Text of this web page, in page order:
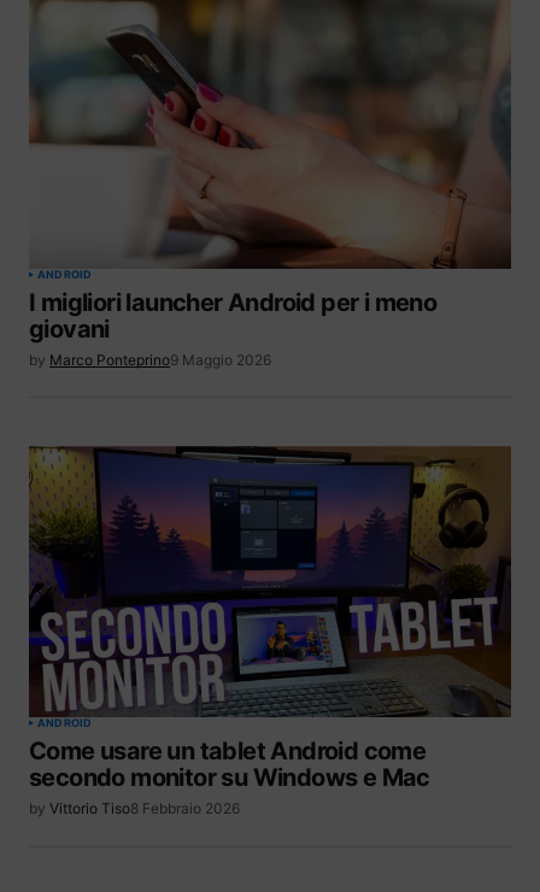
ANDROID
I migliori launcher Android per i meno
giovani
by Marco Ponteprino9 Maggio 2026
ANDROID
Come usare un tablet Android come
secondo monitor su Windows e Mac
by Vittorio Tiso8 Febbraio 2026